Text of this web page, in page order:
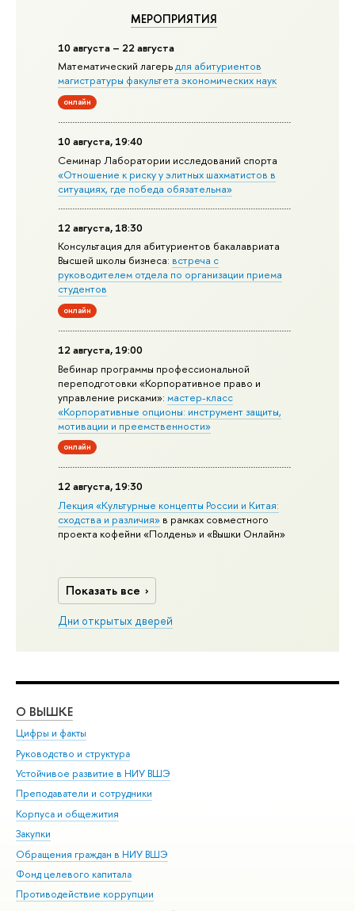
МЕРОПРИЯТИЯ
10 августа – 22 августа
Математический лагерьдля абитуриентов
магистратуры факультета экономических наук
онлайн
10 августа, 19:40
Семинар Лаборатории исследований спорта
«Отношение к риску у элитных шахматистов в
ситуациях, где победа обязательна»
12 августа, 18:30
Консультация для абитуриентов бакалавриата
Высшей школы бизнеса: встреча с
руководителем отдела по организации приема
студентов
онлайн
12 августа, 19:00
Вебинар программы профессиональной
переподготовки «Корпоративное право и
управление рисками»:мастер-класс
«Корпоративные опционы: инструмент защиты,
мотивации и преемственности»
онлайн
12 августа, 19:30
Лекция «Культурные концепты России и Китая:
сходства и различия» в рамках совместного
проекта кофейни «Полдень» и «Вышки Онлайн»
Показать все
Дни открытых дверей
О ВЫШКЕ
Цифры и факты
Руководство и структура
Устойчивое развитие в НИУ ВШЭ
Преподаватели и сотрудники
Корпуса и общежития
Закупки
Обращения граждан в НИУ ВШЭ
Фонд целевого капитала
Противодействие коррупции